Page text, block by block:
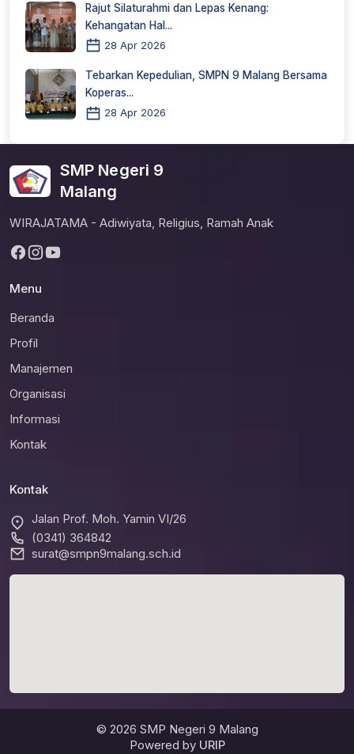
Rajut Silaturahmi dan Lepas Kenang:
Kehangatan Hal...
28 Apr 2026
Tebarkan Kepedulian, SMPN 9 Malang Bersama
Koperas...
28 Apr 2026
SMP Negeri 9
Malang
WIRAJATAMA - Adiwiyata, Religius, Ramah Anak
Menu
Beranda
Profil
Manajemen
Organisasi
Informasi
Kontak
Kontak
Jalan Prof. Moh. Yamin VI/26
(0341) 364842
surat@smpn9malang.sch.id
© 2026 SMP Negeri 9 Malang
Powered by URIP